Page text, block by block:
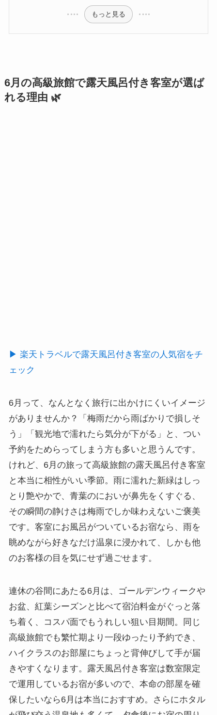
もっと見る
6月の高級旅館で露天風呂付き客室が選ば
れる理由 🌿
▶ 楽天トラベルで露天風呂付き客室の人気宿をチ
ェック
6月って、なんとなく旅行に出かけにくいイメージ
がありませんか？「梅雨だから雨ばかりで損しそ
う」「観光地で濡れたら気分が下がる」と、つい
予約をためらってしまう方も多いと思うんです。
けれど、6月の旅って高級旅館の露天風呂付き客室
と本当に相性がいい季節。雨に濡れた新緑はしっ
とり艶やかで、青葉のにおいが鼻先をくすぐる、
その瞬間の静けさは梅雨でしか味わえないご褒美
です。客室にお風呂がついているお宿なら、雨を
眺めながら好きなだけ温泉に浸かれて、しかも他
のお客様の目を気にせず過ごせます。
連休の谷間にあたる6月は、ゴールデンウィークや
お盆、紅葉シーズンと比べて宿泊料金がぐっと落
ち着く、コスパ面でもうれしい狙い目期間。同じ
高級旅館でも繁忙期より一段ゆったり予約でき、
ハイクラスのお部屋にちょっと背伸びして手が届
きやすくなります。露天風呂付き客室は数室限定
で運用しているお宿が多いので、本命の部屋を確
保したいなら6月は本当におすすめ。さらにホタル